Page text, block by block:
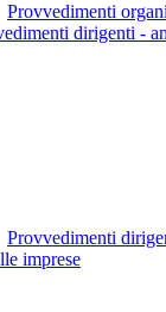
Provvedimenti
dirigenti -
Provvedimenti
imprese